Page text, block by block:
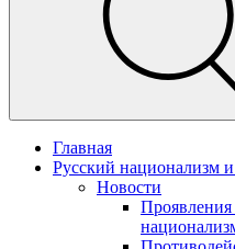
Главная
Русский национализм
Новости
Проявления